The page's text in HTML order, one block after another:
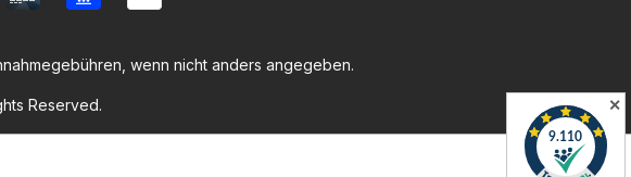
wenn nicht anders angegeben.
Reserved. ✕